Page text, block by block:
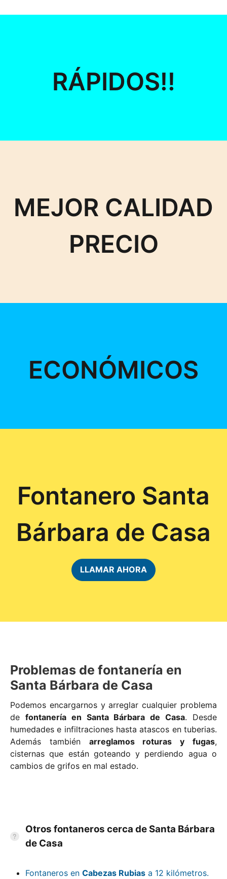
RÁPIDOS!!
MEJOR CALIDAD
PRECIO
ECONÓMICOS
Fontanero Santa
Bárbara de Casa
LLAMAR AHORA
Problemas de fontanería en
Santa Bárbara de Casa
Podemos encargarnos y arreglar cualquier problema
de fontanería en Santa Bárbara de Casa. Desde
humedades e infiltraciones hasta atascos en tuberias.
Además también arreglamos roturas y fugas,
cisternas que están goteando y perdiendo agua o
cambios de grifos en mal estado.
Otros fontaneros cerca de Santa Bárbara
de Casa
Fontaneros en Cabezas Rubias a 12 kilómetros.